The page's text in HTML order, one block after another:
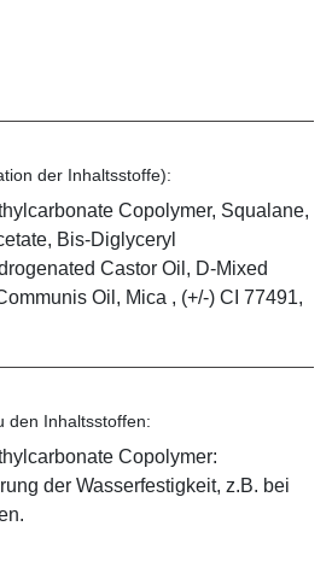
der Inhaltsstoffe):
Copolymer, Squalane,
Bis-Diglyceryl
Castor Oil, D-Mixed
Oil, Mica , (+/-) CI 77491,
den Inhaltsstoffen:
Copolymer:
der Wasserfestigkeit, z.B. bei